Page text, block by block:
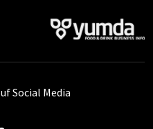
Social Media